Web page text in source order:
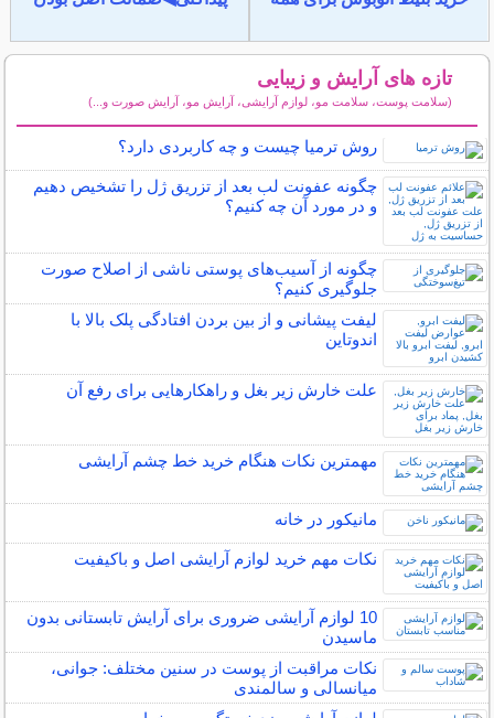
تازه های آرایش و زیبایی
(سلامت پوست، سلامت مو، لوازم آرایشی، آرایش مو، آرایش صورت و...)
روش ترمیا چیست و چه کاربردی دارد؟
چگونه عفونت لب بعد از تزریق ژل را تشخیص دهیم
و در مورد آن چه کنیم؟
چگونه از آسیب‌های پوستی ناشی از اصلاح صورت
جلوگیری کنیم؟
لیفت پیشانی و از بین بردن افتادگی پلک بالا با
اندوتاین
علت خارش زیر بغل و راهکارهایی برای رفع آن
مهمترین نکات هنگام خرید خط چشم آرایشی
مانیکور در خانه
نکات مهم خرید لوازم آرایشی اصل و باکیفیت
10 لوازم آرایشی ضروری برای آرایش تابستانی بدون
ماسیدن
نکات مراقبت از پوست در سنین مختلف: جوانی،
میانسالی و سالمندی